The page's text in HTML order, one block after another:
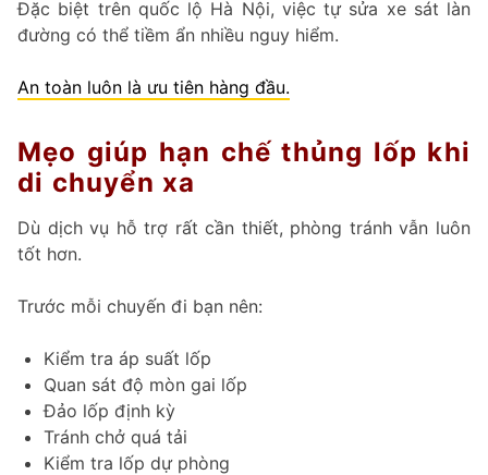
Đặc biệt trên quốc lộ Hà Nội, việc tự sửa xe sát làn
đường có thể tiềm ẩn nhiều nguy hiểm.
An toàn luôn là ưu tiên hàng đầu.
Mẹo giúp hạn chế thủng lốp khi
di chuyển xa
Dù dịch vụ hỗ trợ rất cần thiết, phòng tránh vẫn luôn
tốt hơn.
Trước mỗi chuyến đi bạn nên:
Kiểm tra áp suất lốp
Quan sát độ mòn gai lốp
Đảo lốp định kỳ
Tránh chở quá tải
Kiểm tra lốp dự phòng